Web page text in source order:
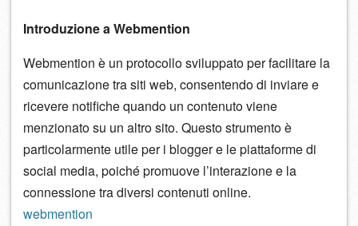
Introduzione a Webmention
Webmention è un protocollo sviluppato per facilitare la
comunicazione tra siti web, consentendo di inviare e
ricevere notifiche quando un contenuto viene
menzionato su un altro sito. Questo strumento è
particolarmente utile per i blogger e le piattaforme di
social media, poiché promuove l’interazione e la
connessione tra diversi contenuti online.
webmention